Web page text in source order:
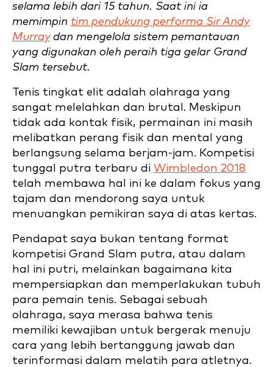
selama lebih dari 15 tahun. Saat ini ia
memimpin tim pendukung performa Sir Andy
Murraydan mengelola sistem pemantauan
yang digunakan oleh peraih tiga gelar Grand
Slam tersebut.
Tenis tingkat elit adalah olahraga yang
sangat melelahkan dan brutal. Meskipun
tidak ada kontak fisik, permainan ini masih
melibatkan perang fisik dan mental yang
berlangsung selama berjam-jam. Kompetisi
tunggal putra terbaru di Wimbledon 2018
telah membawa hal ini ke dalam fokus yang
tajam dan mendorong saya untuk
menuangkan pemikiran saya di atas kertas.
Pendapat saya bukan tentang format
kompetisi Grand Slam putra, atau dalam
hal ini putri, melainkan bagaimana kita
mempersiapkan dan memperlakukan tubuh
para pemain tenis. Sebagai sebuah
olahraga, saya merasa bahwa tenis
memiliki kewajiban untuk bergerak menuju
cara yang lebih bertanggung jawab dan
terinformasi dalam melatih para atletnya.